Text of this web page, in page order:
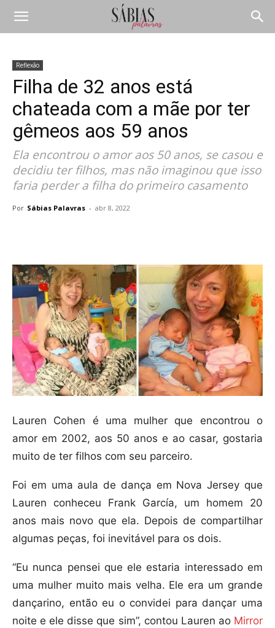
Reflexão
Filha de 32 anos está
chateada com a mãe por ter
gêmeos aos 59 anos
Ela encontrou o amor aos 50 anos, se casou e
decidiu ter filhos, mas não imaginou que isso
faria perder a filha do primeiro casamento
Por Sábias Palavras - abr 8, 2022
Lauren Cohen é uma mulher que encontrou o
amor em 2002, aos 50 anos e ao casar, gostaria
muito de ter filhos com seu parceiro.
Foi em uma aula de dança em Nova Jersey que
Lauren conheceu Frank García, um homem 20
anos mais novo que ela. Depois de compartilhar
algumas peças, foi inevitável para os dois.
“Eu nunca pensei que ele estaria interessado em
uma mulher muito mais velha. Ele era um grande
dançarino, então eu o convidei para dançar uma
noite e ele disse que sim”, contou Lauren ao Mirror